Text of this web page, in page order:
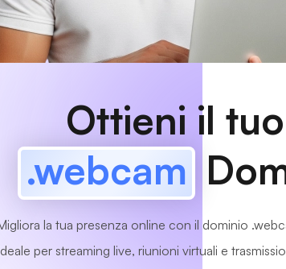
Ottieni il tuo
.webcam
la tua presenza online con il dominio
per streaming live, riunioni virtuali e